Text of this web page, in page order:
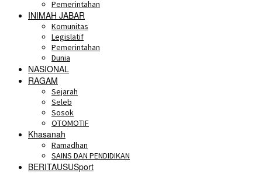
Pemerintahan
INIMAH JABAR
Komunitas
Legislatif
Pemerintahan
Dunia
NASIONAL
RAGAM
Sejarah
Seleb
Sosok
OTOMOTIF
Khasanah
Ramadhan
SAINS DAN PENDIDIKAN
BERITAUSUSport